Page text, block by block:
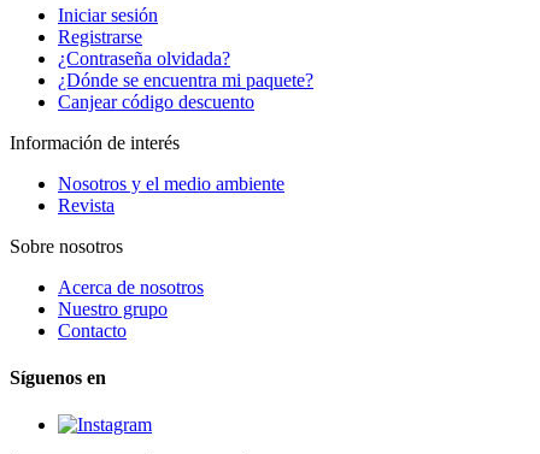
Iniciar sesión
Registrarse
¿Contraseña olvidada?
¿Dónde se encuentra mi paquete?
Canjear código descuento
Información de interés
Nosotros y el medio ambiente
Revista
Sobre nosotros
Acerca de nosotros
Nuestro grupo
Contacto
Síguenos en